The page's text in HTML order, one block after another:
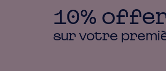
10%
sur votre